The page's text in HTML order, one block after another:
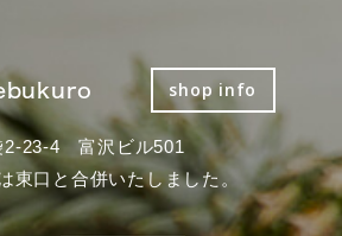
shop info
2-23-4 富沢ビル501
東口と合併いたしました。